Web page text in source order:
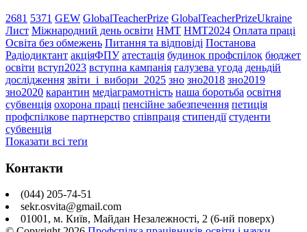
2681 5371 GEW GlobalTeacherPrize GlobalTeacherPrizeUkraine
Лист Міжнародний день освіти НМТ НМТ2024 Оплата праці
Освіта без обмежень Питання та відповіді Постанова
Радіодиктант акціяФПУ атестація будинок профспілок бюджет
освіти вступ2023 вступна кампанія галузева угода деньдій
дослідження звіти_і_вибори_2025 зно зно2018 зно2019
зно2020 карантин медіаграмотність наша боротьба освітня
субвенція охорона праці пенсійне забезпечення петиція
профспілкове партнерство співпраця стипендії студенти
субвенція
Показати всі теґи
Контакти
(044) 205-74-51
sekr.osvita@gmail.com
01001, м. Київ, Майдан Незалежності, 2 (6-ий поверх)